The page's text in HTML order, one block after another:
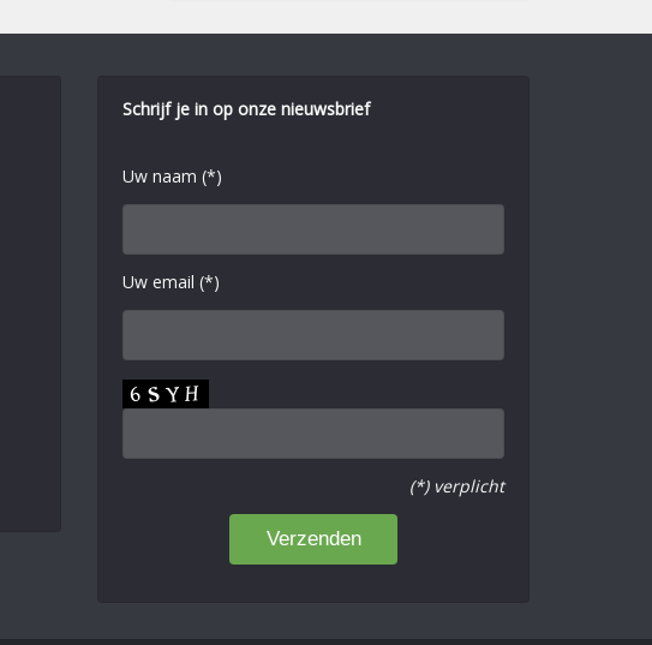
Schrijf je in op onze nieuwsbrief
Uw naam (*)
Uw email (*)
(*) verplicht